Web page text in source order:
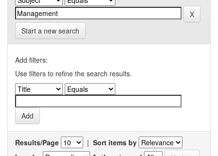
Start a new search
Add filters:
Use filters to refine the search results.
Results/Page | Sort items by